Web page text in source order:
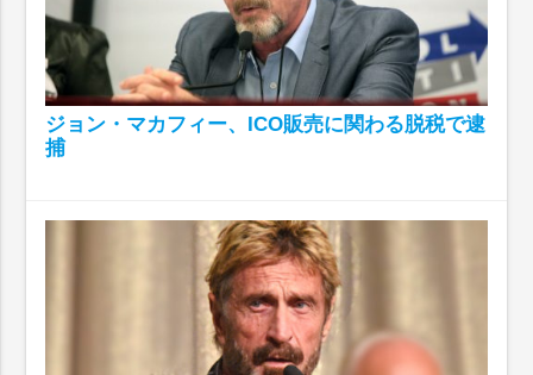
ジョン・マカフィー、ICO販売に関わる脱税で逮
捕